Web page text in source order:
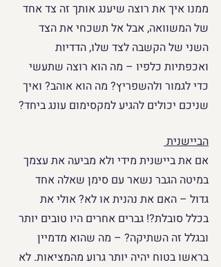
ממנו איך את רוצה שיענג אותך זה צד אחד
של המשוואה, אבל אל תשכחי את הצד
השני של הקשבה לצד שלו, הדדיות
ואכפתיות כלפיו – מה הוא רוצה שתעשי
כדי לגמור ולהשפריץ? מה הוא אוהב? ואיך
שניכם יכולים להגיע למקסימום עונג ביחד?
הביישנית
אם את ביישנית מידי ולא מביעה את עצמך
במיטה הגבר נשאר עם סימן שאלה אחד
גדול – האם את נהנית או לא? אולי את
בכלל סובלת?! גברים אחרים היו טובים יותר
ובגלל זה השתיקה? – מה שהוא מדמיין
בראשו בטוח יהיה יותר גרוע מהמציאות. לא